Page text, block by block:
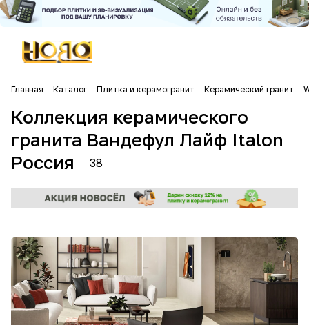
Главная Каталог Плитка и керамогранит Керамический гранит
Коллекция керамического
гранита Вандефул Лайф Italon
Россия
38